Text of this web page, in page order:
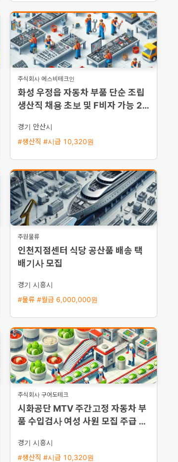
주식회사 에스비테크인
화성 우정읍 자동차 부품 단순 조립
생산직 채용 초보 및 F비자 가능 2교
경기 안산시
#생산직 #시급 10,320원
주원물류
인천지점센터 식당 공산품 배송 택
배기사 모집
경기 시흥시
#물류 #월급 6,000,000원
주식회사 구어도테크
시화공단 MTV 주간고정 자동차 부
품 수입검사 여성 사원 모집 주급 가
경기 시흥시
#생산직 #시급 10,320원